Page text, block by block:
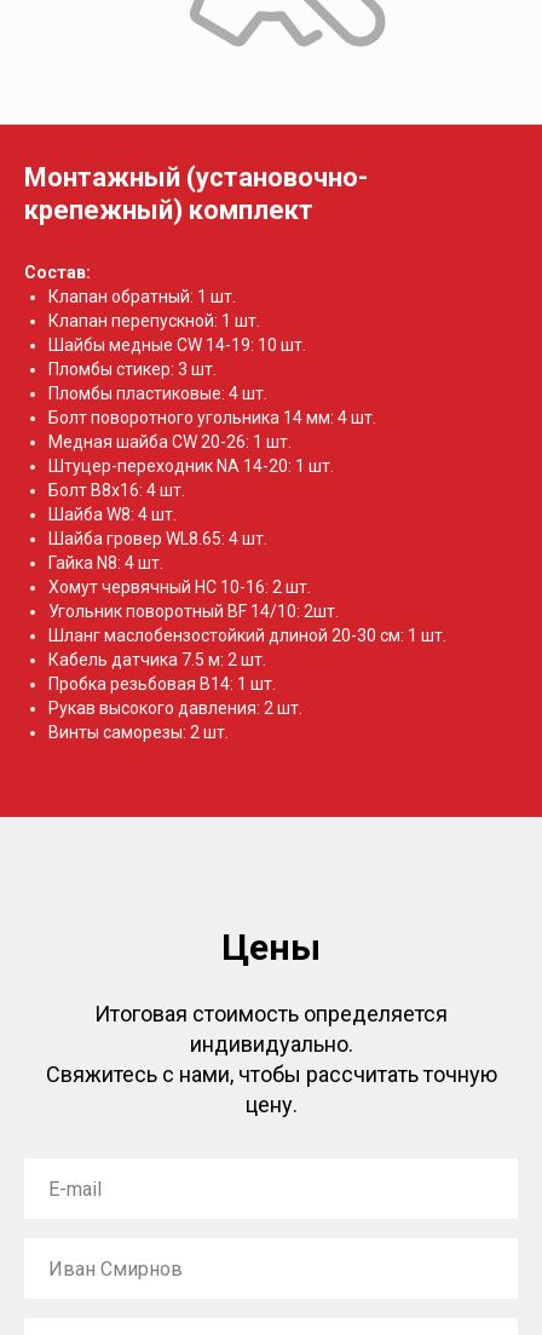
Монтажный (установочно-
крепежный) комплект
Состав:
Клапан обратный: 1 шт.
Клапан перепускной: 1 шт.
Шайбы медные CW 14-19: 10 шт.
Пломбы стикер: 3 шт.
Пломбы пластиковые: 4 шт.
Болт поворотного угольника 14 мм: 4 шт.
Медная шайба CW 20-26: 1 шт.
Штуцер-переходник NA 14-20: 1 шт.
Болт B8x16: 4 шт.
Шайба W8: 4 шт.
Шайба гровер WL8.65: 4 шт.
Гайка N8: 4 шт.
Хомут червячный HC 10-16: 2 шт.
Угольник поворотный BF 14/10: 2шт.
Шланг маслобензостойкий длиной 20-30 см: 1 шт.
Кабель датчика 7.5 м: 2 шт.
Пробка резьбовая В14: 1 шт.
Рукав высокого давления: 2 шт.
Винты саморезы: 2 шт.
Цены
Итоговая стоимость определяется
индивидуально.
Свяжитесь с нами, чтобы рассчитать точную
цену.